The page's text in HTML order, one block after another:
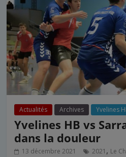
Actualités Archives Yvelines
Yvelines HB vs
dans la douleur
13 décembre 2021 2021 , Le